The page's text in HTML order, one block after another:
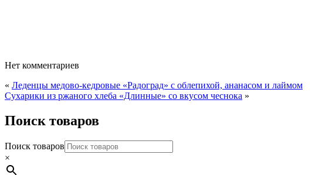
Нет комментариев
« Леденцы медово-кедровые «Радоград» с облепихой, ананасом и лаймом
Сухарики из ржаного хлеба «Длинные» со вкусом чеснока »
Поиск товаров
Поиск товаров
×